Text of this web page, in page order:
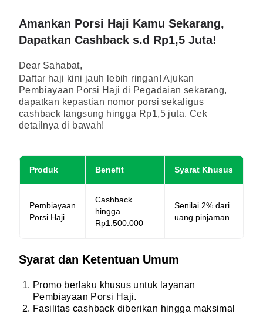
Amankan Porsi Haji Kamu Sekarang,
Dapatkan Cashback s.d Rp1,5 Juta!
Dear Sahabat,
Daftar haji kini jauh lebih ringan! Ajukan
Pembiayaan Porsi Haji di Pegadaian sekarang,
dapatkan kepastian nomor porsi sekaligus
cashback langsung hingga Rp1,5 juta. Cek
detailnya di bawah!
Produk Benefit Syarat Khusus
Pembiayaan
Porsi Haji
Cashback
hingga
Rp1.500.000
Senilai 2% dari
uang pinjaman
Syarat dan Ketentuan Umum
Promo berlaku khusus untuk layanan
Pembiayaan Porsi Haji.
Fasilitas cashback diberikan hingga maksimal